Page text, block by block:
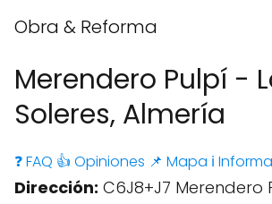
Obra & Reforma
Merendero Pulpí -
Soleres, Almería
❓ FAQ 👍 Opiniones 📌 Mapa ℹ️
Dirección: C6J8+J7 Merendero